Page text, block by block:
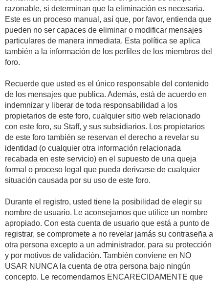
razonable, si determinan que la eliminación es necesaria.
Este es un proceso manual, así que, por favor, entienda que
pueden no ser capaces de eliminar o modificar mensajes
particulares de manera inmediata. Esta política se aplica
también a la información de los perfiles de los miembros del
foro.
Recuerde que usted es el único responsable del contenido
de los mensajes que publica. Además, está de acuerdo en
indemnizar y liberar de toda responsabilidad a los
propietarios de este foro, cualquier sitio web relacionado
con este foro, su Staff, y sus subsidiarios. Los propietarios
de este foro también se reservan el derecho a revelar su
identidad (o cualquier otra información relacionada
recabada en este servicio) en el supuesto de una queja
formal o proceso legal que pueda derivarse de cualquier
situación causada por su uso de este foro.
Durante el registro, usted tiene la posibilidad de elegir su
nombre de usuario. Le aconsejamos que utilice un nombre
apropiado. Con esta cuenta de usuario que está a punto de
registrar, se compromete a no revelar jamás su contraseña a
otra persona excepto a un administrador, para su protección
y por motivos de validación. También conviene en NO
USAR NUNCA la cuenta de otra persona bajo ningún
concepto. Le recomendamos ENCARECIDAMENTE que